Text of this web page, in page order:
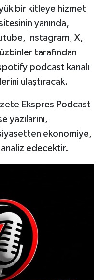
bir kitleye hizmet
yanında,
İnstagram, X,
tarafından
podcast kanalı
ulaştıracak.
Ekspres Podcast
yazılarını,
ekonomiye,
edecektir.